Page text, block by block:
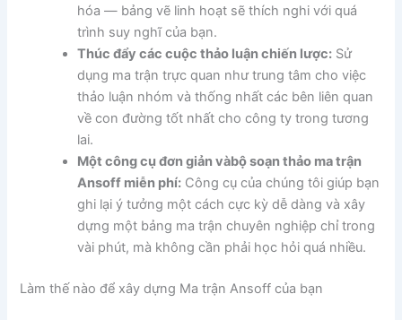
hóa — bảng vẽ linh hoạt sẽ thích nghi với quá
trình suy nghĩ của bạn.
Thúc đẩy các cuộc thảo luận chiến lược: Sử
dụng ma trận trực quan như trung tâm cho việc
thảo luận nhóm và thống nhất các bên liên quan
về con đường tốt nhất cho công ty trong tương
lai.
Một công cụ đơn giản vàbộ soạn thảo ma trận
Ansoff miễn phí: Công cụ của chúng tôi giúp bạn
ghi lại ý tưởng một cách cực kỳ dễ dàng và xây
dựng một bảng ma trận chuyên nghiệp chỉ trong
vài phút, mà không cần phải học hỏi quá nhiều.
Làm thế nào để xây dựng Ma trận Ansoff của bạn